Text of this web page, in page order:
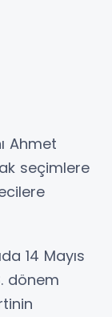
Ahmet
seçimlere
14 Mayıs
dönem